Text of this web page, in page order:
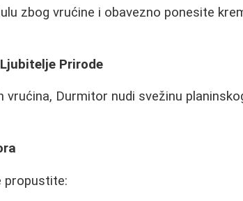
zbog vrućine i obavezno ponesite
Prirode
vrućina, Durmitor nudi svežinu
propustite: